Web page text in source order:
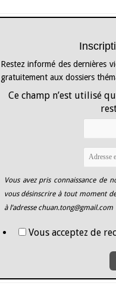
Restez informé des dernières
gratuitement aux dossiers
Ce champ n’est utilisé
Vous avez pris connaissance de
vous désinscrire à tout moment
à l’adresse chuan.tong@gmail.com
Vous acceptez de